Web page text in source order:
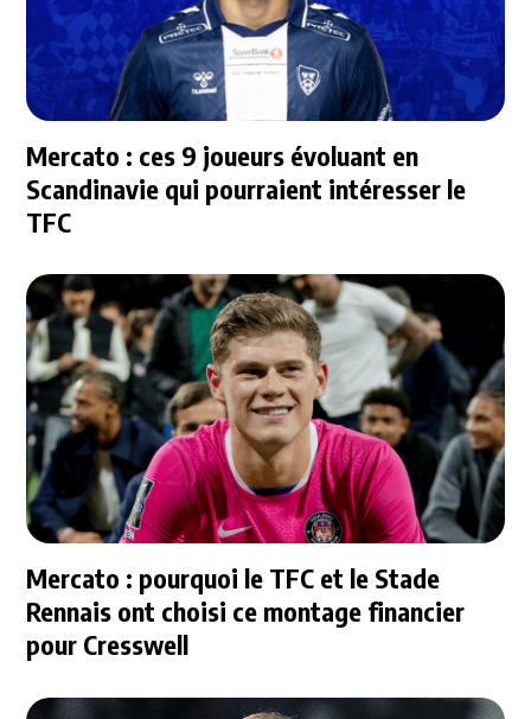
Mercato : ces 9 joueurs évoluant en
Scandinavie qui pourraient intéresser le
TFC
Mercato : pourquoi le TFC et le Stade
Rennais ont choisi ce montage financier
pour Cresswell